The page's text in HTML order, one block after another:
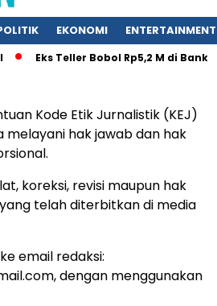
EKONOMI ENTERTAINMENT
Eks Teller Bobol Rp5,2 M di Bank
Kode Etik Jurnalistik (KEJ)
melayani hak jawab dan hak
koreksi, revisi maupun hak
telah diterbitkan di media
email redaksi:
dengan menggunakan